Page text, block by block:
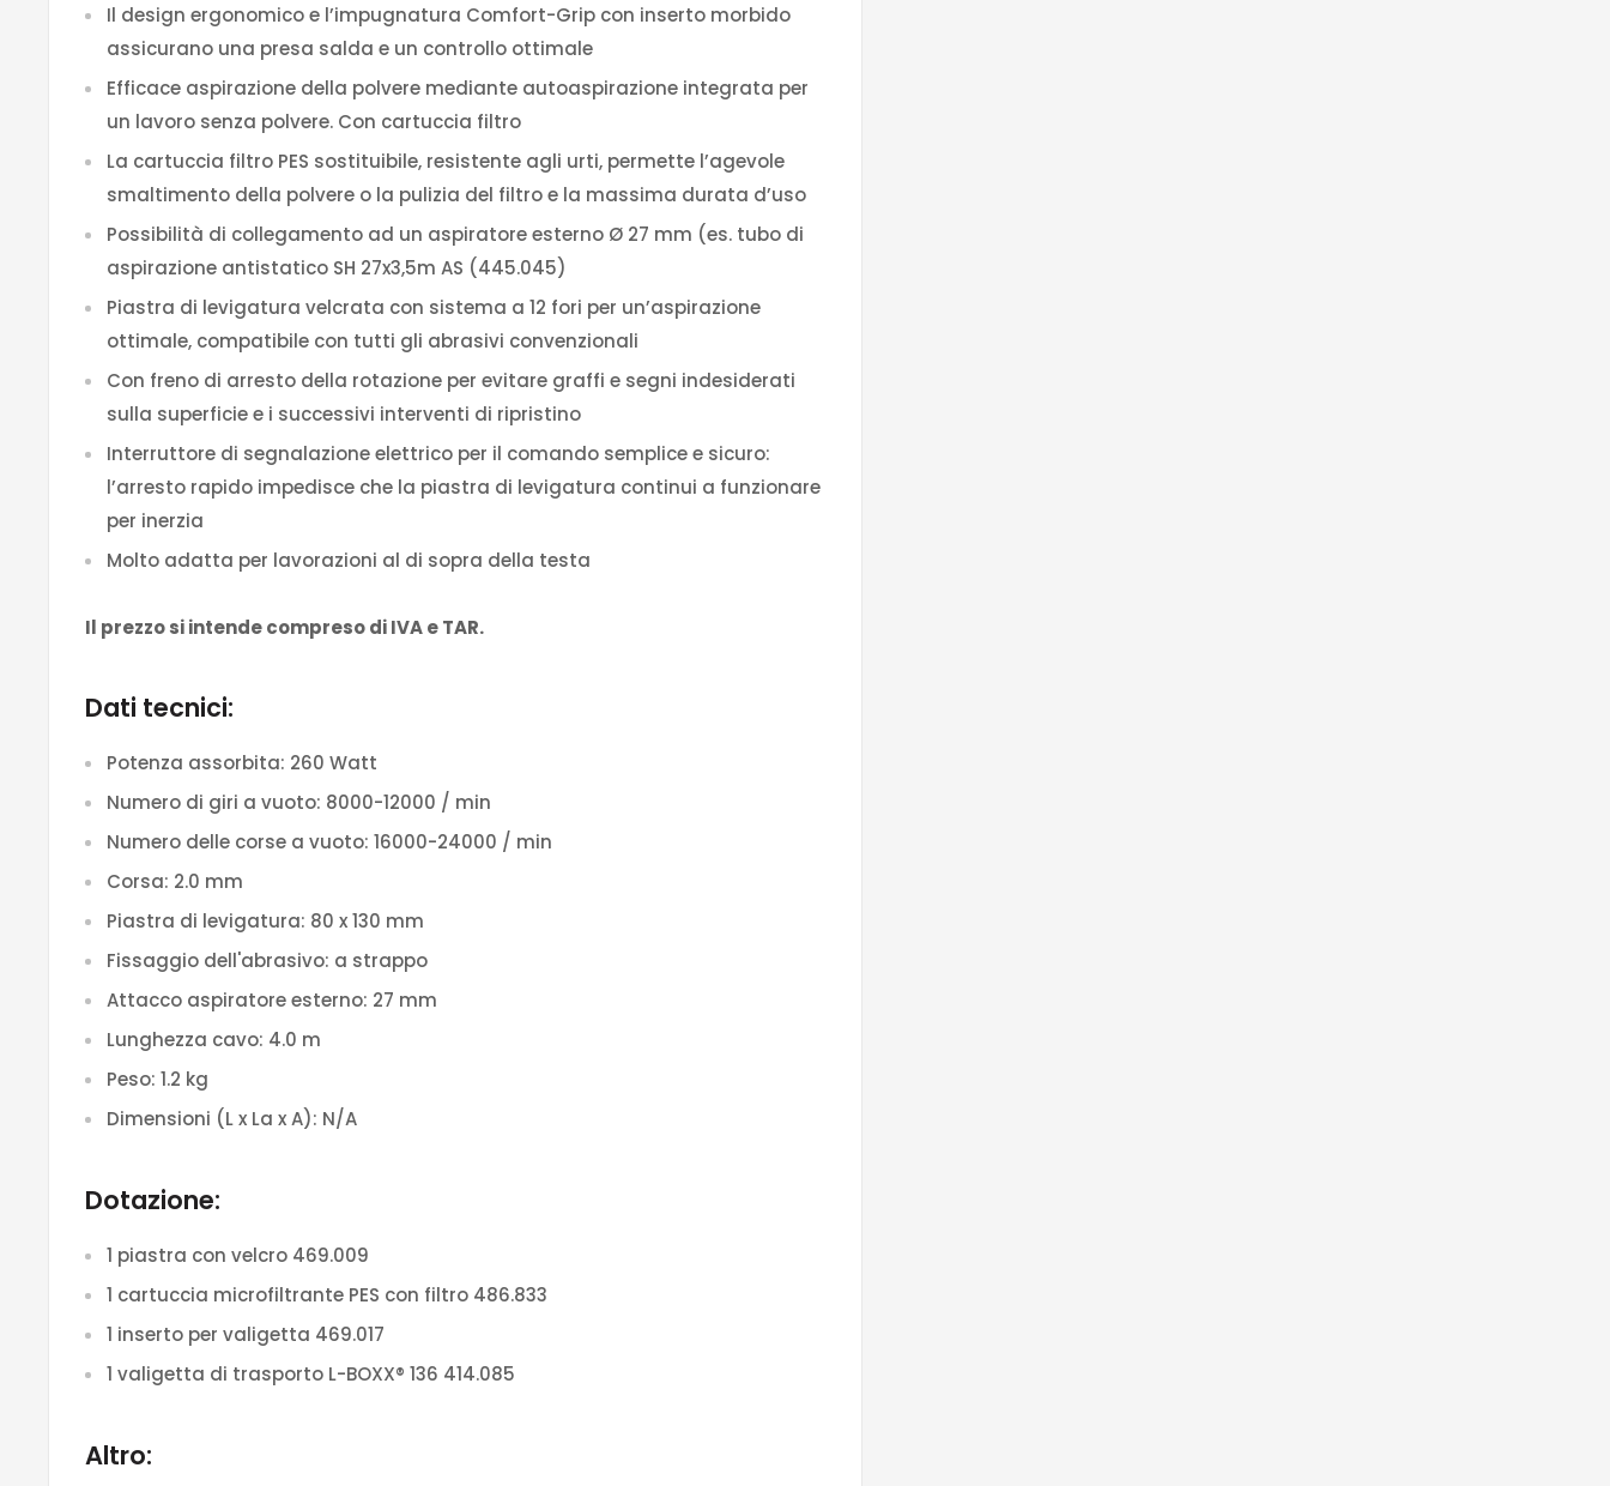
Il design ergonomico e l’impugnatura Comfort-Grip con inserto morbido
assicurano una presa salda e un controllo ottimale
Efficace aspirazione della polvere mediante autoaspirazione integrata per
un lavoro senza polvere. Con cartuccia filtro
La cartuccia filtro PES sostituibile, resistente agli urti, permette l’agevole
smaltimento della polvere o la pulizia del filtro e la massima durata d’uso
Possibilità di collegamento ad un aspiratore esterno Ø 27 mm (es. tubo di
aspirazione antistatico SH 27x3,5m AS (445.045)
Piastra di levigatura velcrata con sistema a 12 fori per un’aspirazione
ottimale, compatibile con tutti gli abrasivi convenzionali
Con freno di arresto della rotazione per evitare graffi e segni indesiderati
sulla superficie e i successivi interventi di ripristino
Interruttore di segnalazione elettrico per il comando semplice e sicuro:
l’arresto rapido impedisce che la piastra di levigatura continui a funzionare
per inerzia
Molto adatta per lavorazioni al di sopra della testa
Il prezzo si intende compreso di IVA e TAR.
Dati tecnici:
Potenza assorbita: 260 Watt
Numero di giri a vuoto: 8000-12000 / min
Numero delle corse a vuoto: 16000-24000 / min
Corsa: 2.0 mm
Piastra di levigatura: 80 x 130 mm
Fissaggio dell'abrasivo: a strappo
Attacco aspiratore esterno: 27 mm
Lunghezza cavo: 4.0 m
Peso: 1.2 kg
Dimensioni (L x La x A): N/A
Dotazione:
1 piastra con velcro 469.009
1 cartuccia microfiltrante PES con filtro 486.833
1 inserto per valigetta 469.017
1 valigetta di trasporto L-BOXX® 136 414.085
Altro: